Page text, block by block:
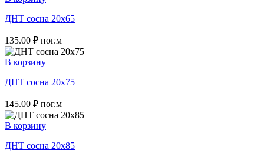
ДНТ сосна 20х65
135.00 ₽ пог.м
В корзину
ДНТ сосна 20х75
145.00 ₽ пог.м
В корзину
ДНТ сосна 20х85